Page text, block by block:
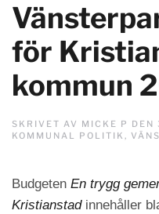
för
kommun
SKRIVET AV MICKE P DEN
KOMMUNAL POLITIK ,
Budgeten En trygg
Kristianstadinnehåller